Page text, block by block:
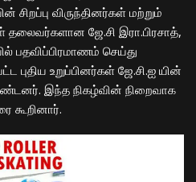
சிறப்பு விருந்தினர்கள் மற்றும்
தலைவர்களான ஜே.சி இரா.பிரசாத்,
பதவிப்பிரமாணம் செய்து
புதிய உறுப்பினர்கள் ஜே.சி.ஐ யின்
இந்த நிகழ்வின் நிறைவாக
கூறினார்.